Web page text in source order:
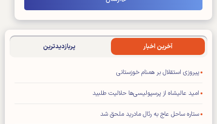
آخرین اخبار پربازدیدترین
پیروزی استقلال بر همنام خوزستانی
امید عالیشاه از پرسپولیسی‌ها حلالیت طلبید
ستاره ساحل عاج به رئال مادرید ملحق شد